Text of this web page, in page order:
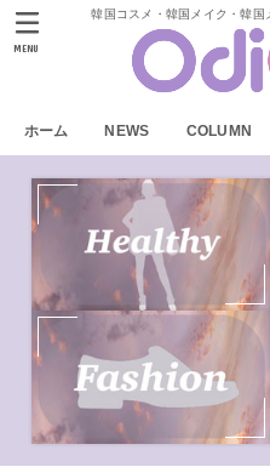
韓国コスメ・韓国メイク・韓国
ホーム NEWS COLUMN
MENU